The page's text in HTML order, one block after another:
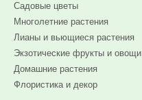
Садовые цветы
Многолетние растения
Лианы и вьющиеся растения
Экзотические фрукты и овощи
Домашние растения
Флористика и декор